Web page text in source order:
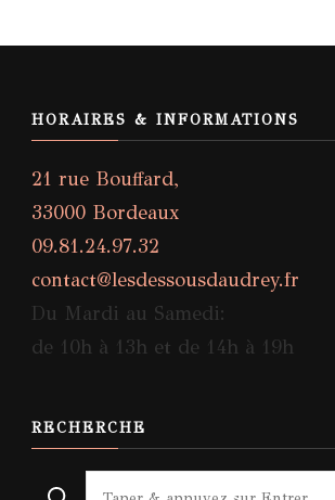
HORAIRES & INFORMATIONS
21 rue Bouffard,
33000 Bordeaux
09.81.24.97.32
contact@lesdessousdaudrey.fr
Du Mardi au Samedi:
de 10h à 13h et de 14h à 19h
RECHERCHE